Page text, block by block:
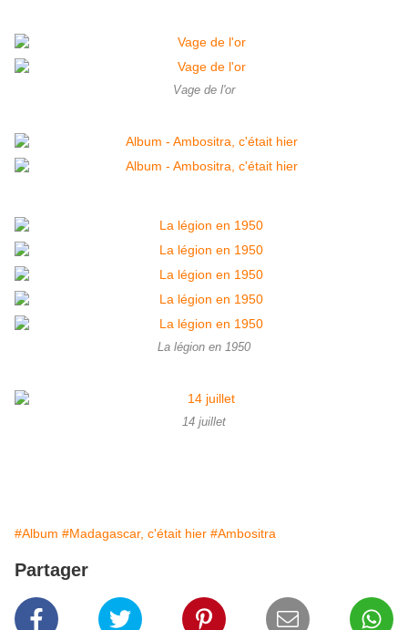
Vage de l'or
La légion en 1950
14 juillet
#Album #Madagascar, c'était hier #Ambositra
Partager